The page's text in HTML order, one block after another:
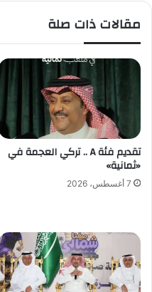
ي
ف
ل
م
ط
ا
ل
و
ن
ك
ك
ر
ي
مقالات ذات صلة
تقديم فئة A .. تركي العجمة في
«ثمانية»
7 أغسطس، 2026